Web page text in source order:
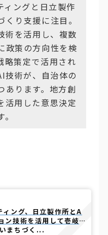
ィングと日立製作
り支援に注目。
術を活用し、複数
政策の方向性を検
略策定で活用され
技術が、自治体の
あります。地方創
活用した意思決定
ング、日立製作所とA
ン技術を活用して壱岐
まちづく...